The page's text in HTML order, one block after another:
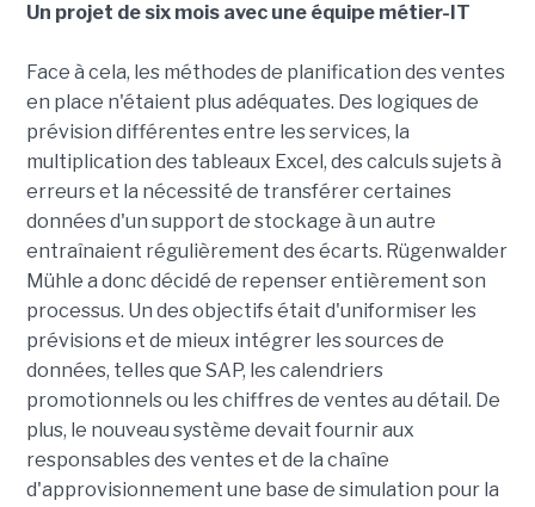
Un projet de six mois avec une équipe métier-IT
Face à cela, les méthodes de planification des ventes
en place n'étaient plus adéquates. Des logiques de
prévision différentes entre les services, la
multiplication des tableaux Excel, des calculs sujets à
erreurs et la nécessité de transférer certaines
données d'un support de stockage à un autre
entraînaient régulièrement des écarts. Rügenwalder
Mühle a donc décidé de repenser entièrement son
processus. Un des objectifs était d'uniformiser les
prévisions et de mieux intégrer les sources de
données, telles que SAP, les calendriers
promotionnels ou les chiffres de ventes au détail. De
plus, le nouveau système devait fournir aux
responsables des ventes et de la chaîne
d'approvisionnement une base de simulation pour la